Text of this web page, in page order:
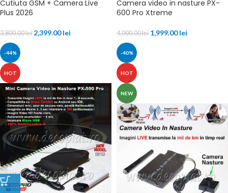
Cutiuta GSM + Camera Live
Plus 2026
3,800.00lei 2,399.00lei
Camera video in nasture PX-
600 Pro Xtreme
4,000.00lei 1,999.00lei
-44%
HOT
-40%
HOT
NEW